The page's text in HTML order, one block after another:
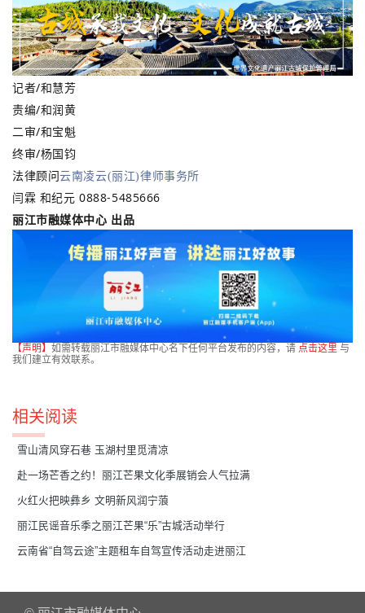
记者/和慧芳
责编/和润黄
二审/和宝魁
终审/杨国钧
法律顾问云南凌云(丽江)律师事务所
闫霖 和纪元 0888-5485666
丽江市融媒体中心 出品
【声明】 如需转载丽江市融媒体中心名下任何平台发布的内容，请 点击这里 与
我们建立有效联系。
相关阅读
雪山清风穿石巷 玉湖村里觅清凉
赴一场芒香之约！丽江芒果文化季展销会人气拉满
火红火把映彝乡 文明新风润宁蒗
丽江民谣音乐季之丽江芒果“乐”古城活动举行
云南省“自驾云途”主题租车自驾宣传活动走进丽江